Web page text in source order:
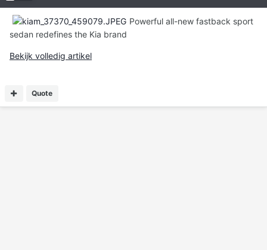
Powerful all-new fastback sport
sedan redefines the Kia brand
Bekijk volledig artikel
Quote